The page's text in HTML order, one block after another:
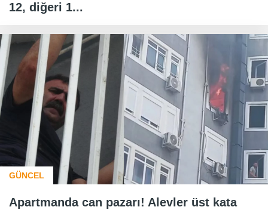
12, diğeri 1...
GÜNCEL
Apartmanda can pazarı! Alevler üst kata